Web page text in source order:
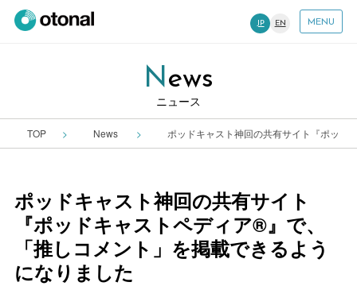
JP EN MENU
News
ニュース
TOP News ポッドキャスト神回の共有サイト『ポッド
ポッドキャスト神回の共有サイト
『ポッドキャストペディア®』で、
「推しコメント」を掲載できるよう
になりました